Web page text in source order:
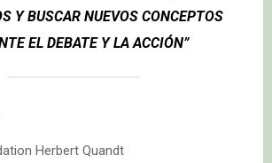
Y BUSCAR NUEVOS CONCEPTOS
EL DEBATE Y LA ACCIÓN”
Herbert Quandt